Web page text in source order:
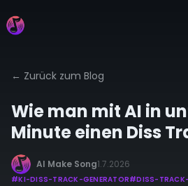
← Zurück zum Blog
Wie man mit AI in
Minute einen Diss
AI Make Song1.7.2026
#KI-DISS-TRACK-GENERATOR#DISS-TRACK-